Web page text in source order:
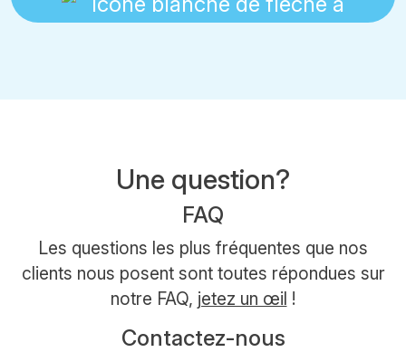
Une question?
FAQ
Les questions les plus fréquentes que nos
clients nous posent sont toutes répondues sur
notre FAQ, jetez un œil !
Contactez-nous